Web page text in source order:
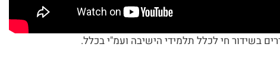
בשידור חי לכלל תלמידי הישיבה ועמ"י בכלל.